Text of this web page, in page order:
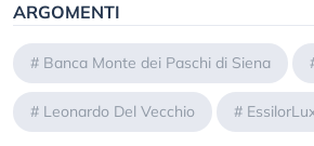
ARGOMENTI
# Banca Monte dei Paschi di Siena
# Leonardo Del Vecchio #